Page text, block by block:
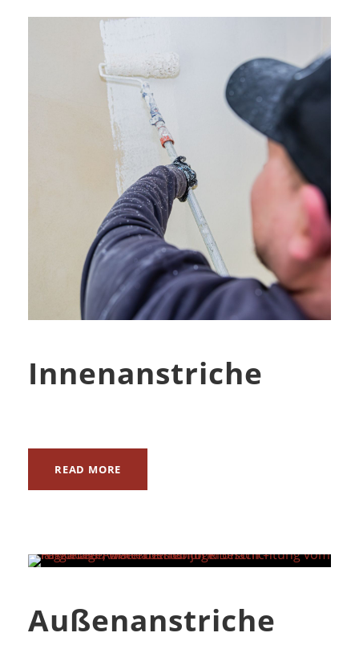
Innenanstriche
READ MORE
Außenanstriche